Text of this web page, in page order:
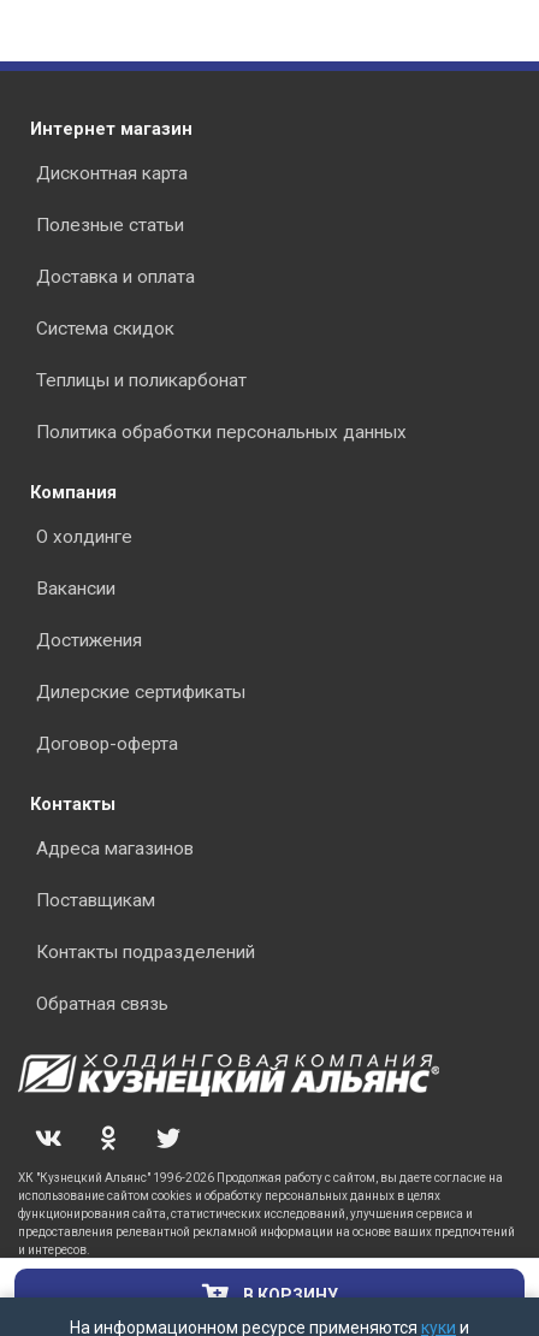
В КОРЗИНУ
На информационном ресурсе применяются куки и
Интернет магазин
Дисконтная карта
Полезные статьи
Доставка и оплата
Система скидок
Теплицы и поликарбонат
Политика обработки персональных данных
Компания
О холдинге
Вакансии
Достижения
Дилерские сертификаты
Договор-оферта
Контакты
Адреса магазинов
Поставщикам
Контакты подразделений
Обратная связь
ХК "Кузнецкий Альянс" 1996-2026 Продолжая работу с сайтом, вы даете согласие на
использование сайтом cookies и обработку персональных данных в целях
функционирования сайта, статистических исследований, улучшения сервиса и
предоставления релевантной рекламной информации на основе ваших предпочтений
и интересов.